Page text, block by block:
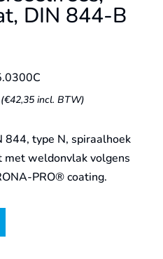
DIN 844-B
(€42,35incl. BTW)
844, type N, spiraalhoek
met weldonvlak volgens
PRO® coating.